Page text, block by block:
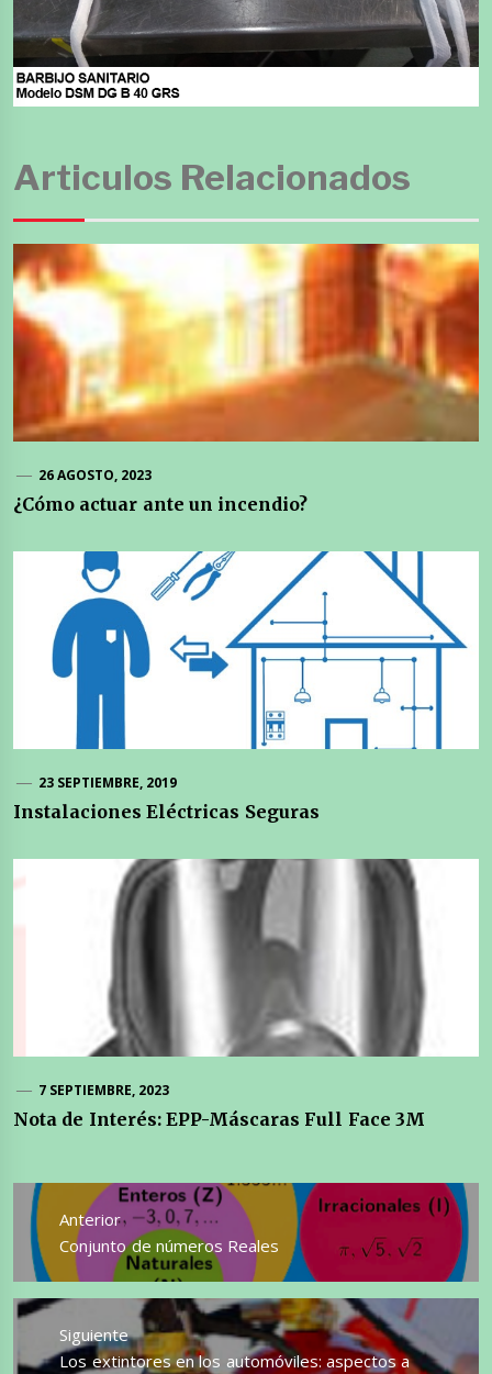
Articulos Relacionados
26 AGOSTO, 2023
¿Cómo actuar ante un incendio?
23 SEPTIEMBRE, 2019
Instalaciones Eléctricas Seguras
7 SEPTIEMBRE, 2023
Nota de Interés: EPP-Máscaras Full Face 3M
Navegación
de
entradas
Anterior
Entrada
anterior:
Conjunto de números Reales
Siguiente
Entrada
Los extintores en los automóviles: aspectos a